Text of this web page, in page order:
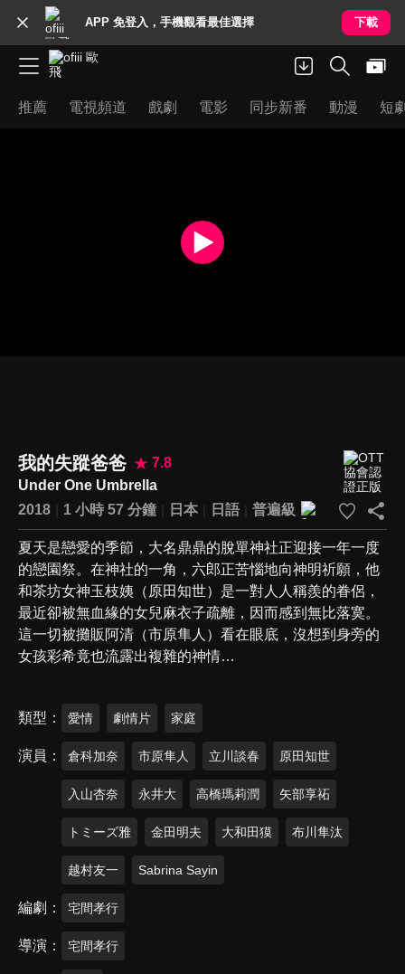
APP 免登入，手機觀看最佳選擇 下載
推薦 電視頻道 戲劇 電影 同步新番 動漫 短
我的失蹤爸爸
7.8
Under One Umbrella
2018
1 小時 57 分鐘 日本 日語 普遍級
夏天是戀愛的季節，大名鼎鼎的脫單神社正迎接一年一度
的戀園祭。在神社的一角，六郎正苦惱地向神明祈願，他
和茶坊女神玉枝姨（原田知世）是一對人人稱羨的眷侶，
最近卻被無血緣的女兒麻衣子疏離，因而感到無比落寞。
這一切被攤販阿清（市原隼人）看在眼底，沒想到身旁的
女孩彩希竟也流露出複雜的神情…
類型 愛情 劇情片 家庭
演員 倉科加奈 市原隼人 立川談春 原田知世
入山杏奈 永井大 高橋瑪莉潤 矢部享祏
トミーズ雅 金田明夫 大和田獏 布川隼汰
越村友一 Sabrina Sayin
編劇 宅間孝行
導演 宅間孝行